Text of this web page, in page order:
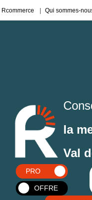
Rcommerce Qui sommes-
la
Val
PRO
OFFRE